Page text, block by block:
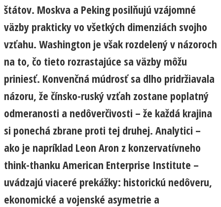
štátov. Moskva a Peking posilňujú vzájomné
väzby prakticky vo všetkých dimenziách svojho
vzťahu. Washington je však rozdelený v názoroch
na to, čo tieto rozrastajúce sa väzby môžu
priniesť. Konvenčná múdrosť sa dlho pridržiavala
názoru, že čínsko-ruský vzťah zostane poplatný
odmeranosti a nedôverčivosti – že každá krajina
si ponechá zbrane proti tej druhej. Analytici –
ako je napríklad Leon Aron z konzervatívneho
think-thanku American Enterprise Institute –
uvádzajú viaceré prekážky: historickú nedôveru,
ekonomické a vojenské asymetrie a